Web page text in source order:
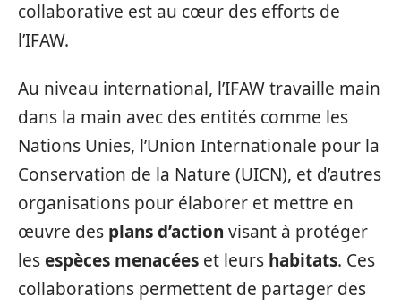
collaborative est au cœur des efforts de
l’IFAW.
Au niveau international, l’IFAW travaille main
dans la main avec des entités comme les
Nations Unies, l’Union Internationale pour la
Conservation de la Nature (UICN), et d’autres
organisations pour élaborer et mettre en
œuvre des plans d’action visant à protéger
lesespèces menacées et leurs habitats. Ces
collaborations permettent de partager des